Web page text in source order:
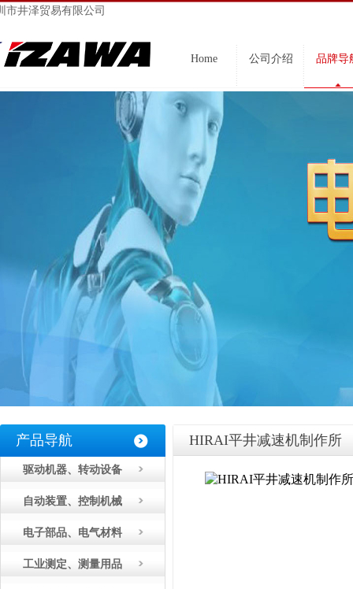
市井泽贸易有限公司
Home 公司介绍 品牌导
产品导航
驱动机器、转动设备
自动装置、控制机械
电子部品、电气材料
工业测定、测量用品
HIRAI平井减速机制作所